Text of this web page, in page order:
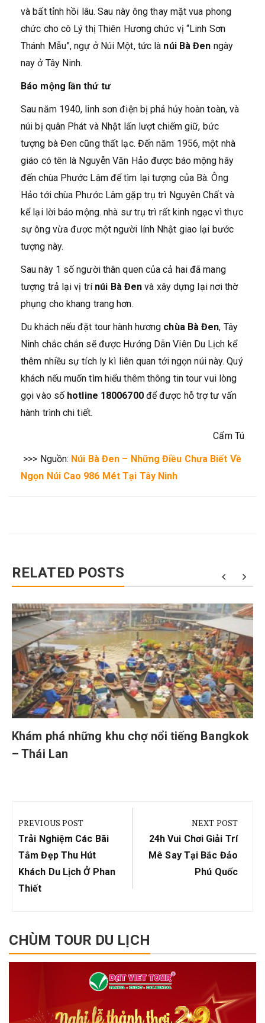
và bất tỉnh hồi lâu. Sau này ông thay mặt vua phong
chức cho cô Lý thị Thiên Hương chức vị “Linh Sơn
Thánh Mẫu”, ngự ở Núi Một, tức là núi Bà Đen ngày
nay ở Tây Ninh.
Báo mộng lần thứ tư
Sau năm 1940, linh sơn điện bị phá hủy hoàn toàn, và
núi bị quân Phát và Nhật lấn lượt chiếm giữ, bức
tượng bà Đen cũng thất lạc. Đến năm 1956, một nhà
giáo có tên là Nguyễn Văn Hảo được báo mộng hãy
đến chùa Phước Lâm để tìm lại tượng của Bà. Ông
Hảo tới chùa Phước Lâm gặp trụ trì Nguyên Chất và
kể lại lời báo mộng. nhà sư trụ trì rất kinh ngạc vì thực
sự ông vừa được một người lính Nhật giao lại bước
tượng này.
Sau này 1 số người thân quen của cả hai đã mang
tượng trả lại vị trí núi Bà Đen và xây dựng lại nơi thờ
phụng cho khang trang hơn.
Du khách nếu đặt tour hành hương chùa Bà Đen, Tây
Ninh chắc chắn sẽ được Hướng Dẫn Viên Du Lịch kể
thêm nhiều sự tích ly kì liên quan tới ngọn núi này. Quý
khách nếu muốn tìm hiểu thêm thông tin tour vui lòng
gọi vào số hotline 18006700để được hỗ trợ tư vấn
hành trình chi tiết.
Cẩm Tú
>>> Nguồn: Núi Bà Đen – Những Điều Chưa Biết Về
Ngọn Núi Cao 986 Mét Tại Tây Ninh
RELATED POSTS
Khám phá những khu chợ nổi tiếng Bangkok
– Thái Lan
hướng
bài
viết
PREVIOUS POST
Previous
Post:
Trải Nghiệm Các Bãi
Tắm Đẹp Thu Hút
Khách Du Lịch Ở Phan
Thiết
NEXT POST
Next
Post:
24h Vui Chơi Giải Trí
Mê Say Tại Bắc Đảo
Phú Quốc
CHÙM TOUR DU LỊCH